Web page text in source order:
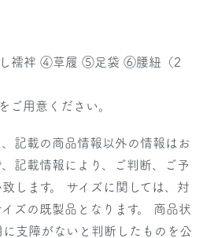
襦袢 ④草履 ⑤足袋 ⑥腰紐（2
ご用意ください。
、記載の商品情報以外の情報はお
記載情報により、ご判断、ご予
します。 サイズに関しては、対
ズの既製品となります。 商品状
支障がないと判断したものを公